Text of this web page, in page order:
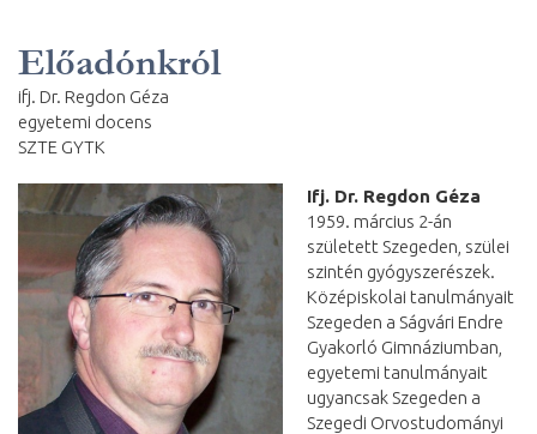
Előadónkról
ifj. Dr. Regdon Géza
egyetemi docens
SZTE GYTK
Ifj. Dr. Regdon Géza
1959. március 2-án
született Szegeden, szülei
szintén gyógyszerészek.
Középiskolai tanulmányait
Szegeden a Ságvári Endre
Gyakorló Gimnáziumban,
egyetemi tanulmányait
ugyancsak Szegeden a
Szegedi Orvostudományi